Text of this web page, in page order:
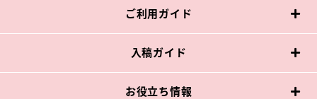
ご利用ガイド
入稿ガイド
お役立ち情報